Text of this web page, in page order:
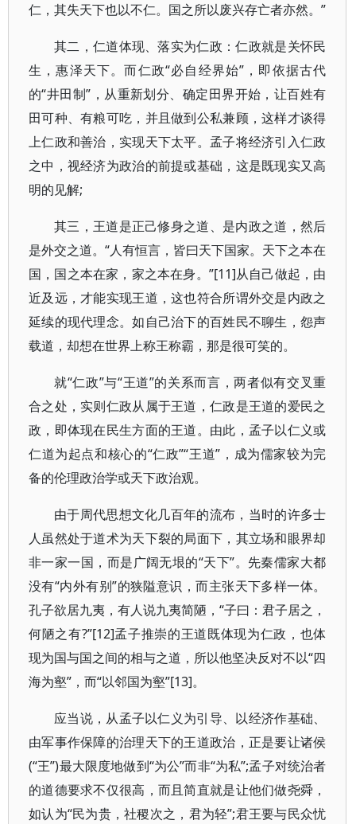
仁，其失天下也以不仁。国之所以废兴存亡者亦然。”
其二，仁道体现、落实为仁政：仁政就是关怀民
生，惠泽天下。而仁政“必自经界始”，即依据古代
的“井田制”，从重新划分、确定田界开始，让百姓有
田可种、有粮可吃，并且做到公私兼顾，这样才谈得
上仁政和善治，实现天下太平。孟子将经济引入仁政
之中，视经济为政治的前提或基础，这是既现实又高
明的见解;
其三，王道是正己修身之道、是内政之道，然后
是外交之道。“人有恒言，皆曰天下国家。天下之本在
国，国之本在家，家之本在身。”[11]从自己做起，由
近及远，才能实现王道，这也符合所谓外交是内政之
延续的现代理念。如自己治下的百姓民不聊生，怨声
载道，却想在世界上称王称霸，那是很可笑的。
就“仁政”与“王道”的关系而言，两者似有交叉重
合之处，实则仁政从属于王道，仁政是王道的爱民之
政，即体现在民生方面的王道。由此，孟子以仁义或
仁道为起点和核心的“仁政”“王道”，成为儒家较为完
备的伦理政治学或天下政治观。
由于周代思想文化几百年的流布，当时的许多士
人虽然处于道术为天下裂的局面下，其立场和眼界却
非一家一国，而是广阔无垠的“天下”。先秦儒家大都
没有“内外有别”的狭隘意识，而主张天下多样一体。
孔子欲居九夷，有人说九夷简陋，“子曰：君子居之，
何陋之有?”[12]孟子推崇的王道既体现为仁政，也体
现为国与国之间的相与之道，所以他坚决反对不以“四
海为壑”，而“以邻国为壑”[13]。
应当说，从孟子以仁义为引导、以经济作基础、
由军事作保障的治理天下的王道政治，正是要让诸侯
(“王”)最大限度地做到“为公”而非“为私”;孟子对统治者
的道德要求不仅很高，而且简直就是让他们做尧舜，
如认为“民为贵，社稷次之，君为轻”;君王要与民众忧